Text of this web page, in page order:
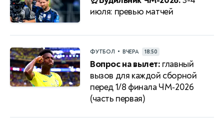
июля: превью матчей
ФУТБОЛ • ВЧЕРА 18:50
Вопрос на вылет: главный
вызов для каждой сборной
перед 1/8 финала ЧМ‑2026
(часть первая)